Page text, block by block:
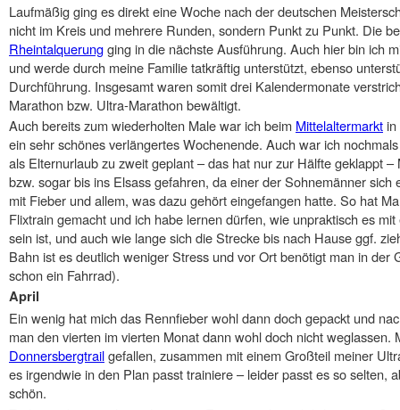
Laufmäßig ging es direkt eine Woche nach der deutschen
nicht im Kreis und mehrere Runden, sondern Punkt zu Punkt. Die
Rheintalquerungging in die nächste Ausführung. Auch hier bin ich
und werde durch meine Familie tatkräftig unterstützt, ebenso
Durchführung. Insgesamt waren somit drei Kalendermonate
Marathon bzw. Ultra-Marathon bewältigt.
Auch bereits zum wiederholten Male war ich beim Mittelaltermarktin
ein sehr schönes verlängertes Wochenende. Auch war ich
als Elternurlaub zu zweit geplant – das hat nur zur Hälfte geklappt
bzw. sogar bis ins Elsass gefahren, da einer der Sohnemänner
mit Fieber und allem, was dazu gehört eingefangen hatte. So hat
Flixtrain gemacht und ich habe lernen dürfen, wie unpraktisch es
sein ist, und auch wie lange sich die Strecke bis nach Hause ggf.
Bahn ist es deutlich weniger Stress und vor Ort benötigt man in der
schon ein Fahrrad).
April
Ein wenig hat mich das Rennfieber wohl dann doch gepackt und
man den vierten im vierten Monat dann wohl doch nicht weglassen.
Donnersbergtrailgefallen, zusammen mit einem Großteil meiner
es irgendwie in den Plan passt trainiere – leider passt es so selten,
schön.